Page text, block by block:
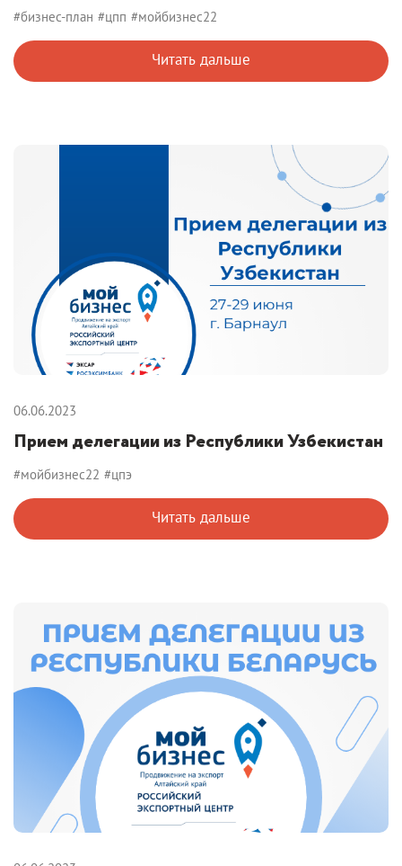
#бизнес-план #цпп #мойбизнес22
Читать дальше
06.06.2023
Прием делегации из Республики Узбекистан
#мойбизнес22 #цпэ
Читать дальше